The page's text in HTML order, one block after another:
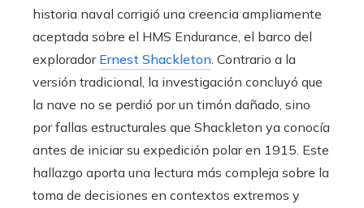
historia naval corrigió una creencia ampliamente
aceptada sobre el HMS Endurance, el barco del
explorador Ernest Shackleton . Contrario a la
versión tradicional, la investigación concluyó que
la nave no se perdió por un timón dañado, sino
por fallas estructurales que Shackleton ya conocía
antes de iniciar su expedición polar en 1915. Este
hallazgo aporta una lectura más compleja sobre la
toma de decisiones en contextos extremos y